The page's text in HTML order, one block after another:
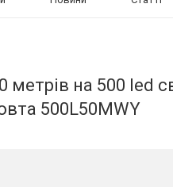
метрів на 500 led
500L50MWY